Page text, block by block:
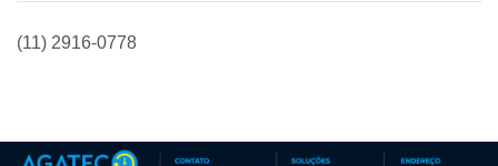
(11) 2916-0778